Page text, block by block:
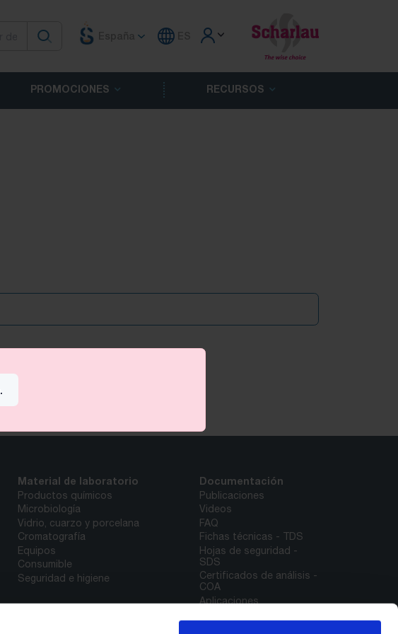
PROMOCIONES RECURSOS
Material de laboratorio
Productos químicos
Microbiología
Vidrio, cuarzo y porcelana
Cromatografía
Equipos
Consumible
Seguridad e higiene
Documentación
Publicaciones
Videos
FAQ
Fichas técnicas - TDS
Hojas de seguridad -
SDS
Certificados de análisis -
COA
Aplicaciones